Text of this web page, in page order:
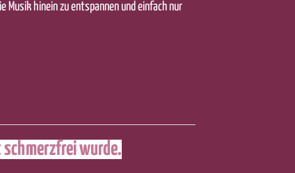
Musik hinein zu entspannen und einfach nur
schmerzfrei wurde.